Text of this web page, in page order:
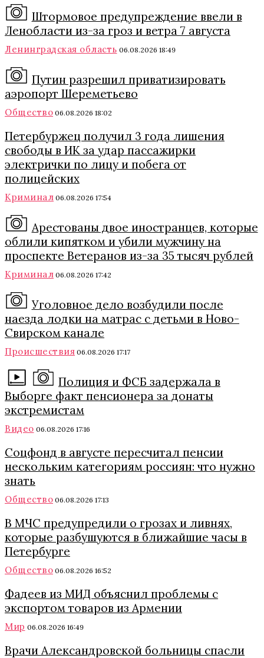
Штормовое предупреждение ввели в
Ленобласти из-за гроз и ветра 7 августа
Ленинградская область 06.08.2026 18:49
Путин разрешил приватизировать
аэропорт Шереметьево
Общество 06.08.2026 18:02
Петербуржец получил 3 года лишения
свободы в ИК за удар пассажирки
электрички по лицу и побега от
полицейских
Криминал 06.08.2026 17:54
Арестованы двое иностранцев, которые
облили кипятком и убили мужчину на
проспекте Ветеранов из-за 35 тысяч рублей
Криминал 06.08.2026 17:42
Уголовное дело возбудили после
наезда лодки на матрас с детьми в Ново-
Свирском канале
Происшествия 06.08.2026 17:17
Полиция и ФСБ задержала в
Выборге факт пенсионера за донаты
экстремистам
Видео 06.08.2026 17:16
Соцфонд в августе пересчитал пенсии
нескольким категориям россиян: что нужно
знать
Общество 06.08.2026 17:13
В МЧС предупредили о грозах и ливнях,
которые разбушуются в ближайшие часы в
Петербурге
Общество 06.08.2026 16:52
Фадеев из МИД объяснил проблемы с
экспортом товаров из Армении
Мир 06.08.2026 16:49
Врачи Александровской больницы спасли